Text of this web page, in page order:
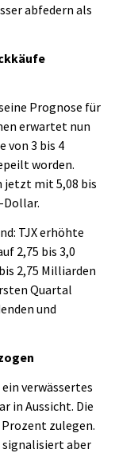
abfedern als
Prognose für
erwartet nun
von 3 bis 4
worden.
jetzt mit 5,08 bis
Dollar.
TJX erhöhte
2,75 bis 3,0
2,75 Milliarden
Quartal
und
verwässertes
in Aussicht. Die
zulegen.
aber